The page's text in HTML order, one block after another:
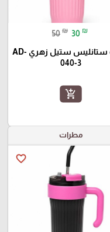
50 ₪ 30 ₪
مطرة ستانليس ستيل زهري AD-
040-3
add_shopping_cart
مطرات
favorite_border